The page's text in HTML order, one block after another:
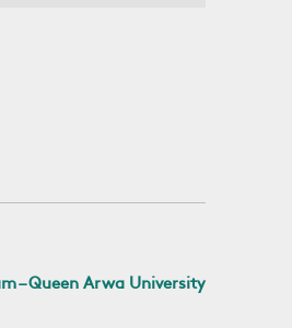
– Queen Arwa University